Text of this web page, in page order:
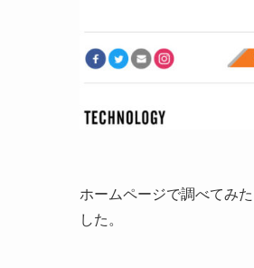
ホームページで調べてみ
した。